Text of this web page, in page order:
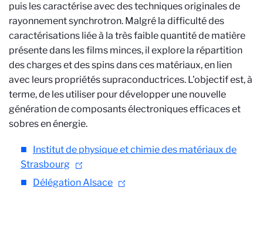
puis les caractérise avec des techniques originales de
rayonnement synchrotron. Malgré la difficulté des
caractérisations liée à la très faible quantité de matière
présente dans les films minces, il explore la répartition
des charges et des spins dans ces matériaux, en lien
avec leurs propriétés supraconductrices. L’objectif est, à
terme, de les utiliser pour développer une nouvelle
génération de composants électroniques efficaces et
sobres en énergie.
Institut de physique et chimie des matériaux de
Strasbourg
Délégation Alsace